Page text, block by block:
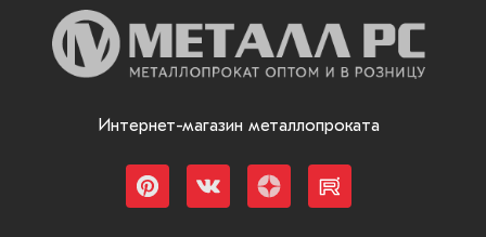
Интернет-магазин металлопроката